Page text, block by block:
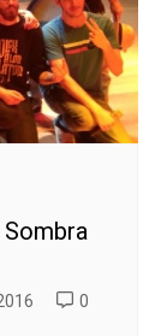
Sombra
0